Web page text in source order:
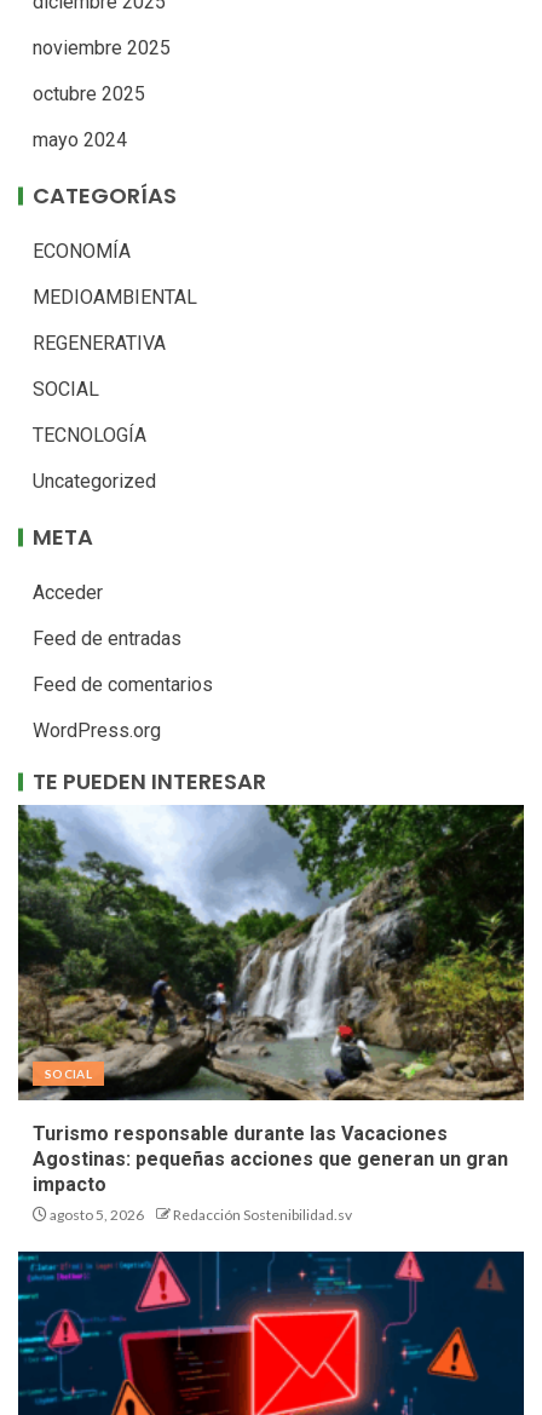
noviembre 2025
octubre 2025
mayo 2024
CATEGORÍAS
ECONOMÍA
MEDIOAMBIENTAL
REGENERATIVA
SOCIAL
TECNOLOGÍA
Uncategorized
META
Acceder
Feed de entradas
Feed de comentarios
WordPress.org
TE PUEDEN INTERESAR
SOCIAL
Turismo responsable durante las Vacaciones
Agostinas: pequeñas acciones que generan un gran
impacto
agosto 5, 2026 Redacción Sostenibilidad.sv